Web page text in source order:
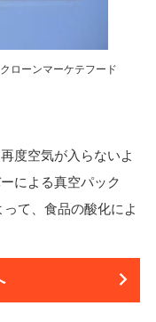
ーンマーケテフード
度空気が入らないよ
による真空パック
て、食品の酸化によ